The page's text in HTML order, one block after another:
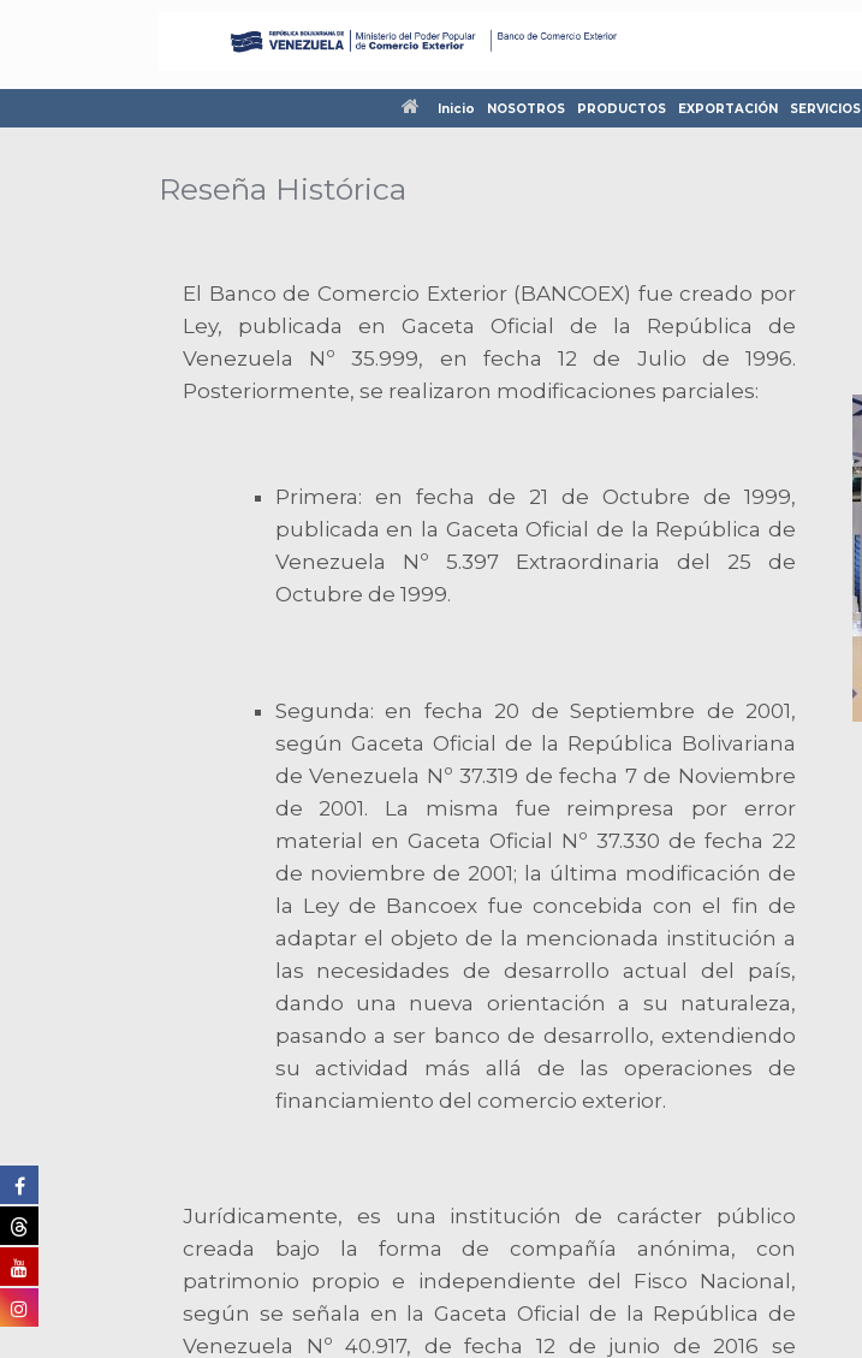
Inicio NOSOTROS PRODUCTOS EXPORTACIÓN SERVICIOS
Reseña Histórica
El Banco de Comercio Exterior (BANCOEX) fue creado por
Ley, publicada en Gaceta Oficial de la República de
Venezuela Nº 35.999, en fecha 12 de Julio de 1996.
Posteriormente, se realizaron modificaciones parciales:
Primera: en fecha de 21 de Octubre de 1999,
publicada en la Gaceta Oficial de la República de
Venezuela Nº 5.397 Extraordinaria del 25 de
Octubre de 1999.
Segunda: en fecha 20 de Septiembre de 2001,
según Gaceta Oficial de la República Bolivariana
de Venezuela Nº 37.319 de fecha 7 de Noviembre
de 2001. La misma fue reimpresa por error
material en Gaceta Oficial Nº 37.330 de fecha 22
de noviembre de 2001; la última modificación de
la Ley de Bancoex fue concebida con el fin de
adaptar el objeto de la mencionada institución a
las necesidades de desarrollo actual del país,
dando una nueva orientación a su naturaleza,
pasando a ser banco de desarrollo, extendiendo
su actividad más allá de las operaciones de
financiamiento del comercio exterior.
Jurídicamente, es una institución de carácter público
creada bajo la forma de compañía anónima, con
patrimonio propio e independiente del Fisco Nacional,
según se señala en la Gaceta Oficial de la República de
Venezuela Nº 40.917, de fecha 12 de junio de 2016 se